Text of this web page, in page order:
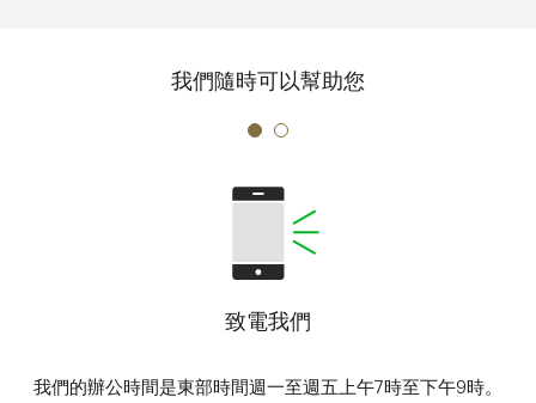
我們隨時可以幫助您
致電我們
我們的辦公時間是東部時間週一至週五上午7時至下午9時。